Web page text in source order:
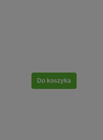
Do koszyka